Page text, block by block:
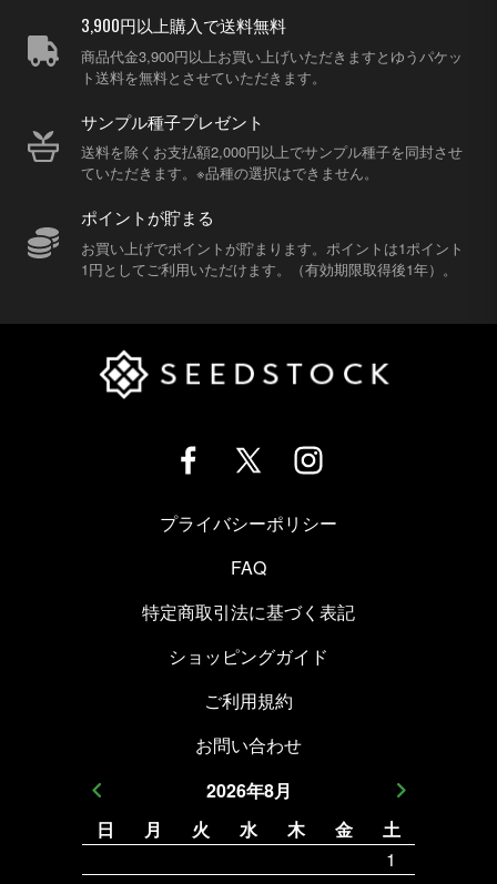
3,900円以上購入で送料無料
商品代金3,900円以上お買い上げいただきますとゆうパケッ
ト送料を無料とさせていただきます。
サンプル種子プレゼント
送料を除くお支払額2,000円以上でサンプル種子を同封させ
ていただきます。※品種の選択はできません。
ポイントが貯まる
お買い上げでポイントが貯まります。ポイントは1ポイント
1円としてご利用いただけます。（有効期限取得後1年）。
プライバシーポリシー
FAQ
特定商取引法に基づく表記
ショッピングガイド
ご利用規約
お問い合わせ
2026年8月
日
月 火 水 木 金
土
1